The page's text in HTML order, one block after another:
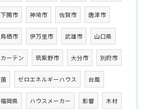
下関市 神埼市 佐賀市 唐津市
鳥栖市 伊万里市 武雄市 山口県
カーテン 筑紫野市 大分市 別府市
菌 ゼロエネルギーハウス 台風
福岡県 ハウスメーカー 影響 木材